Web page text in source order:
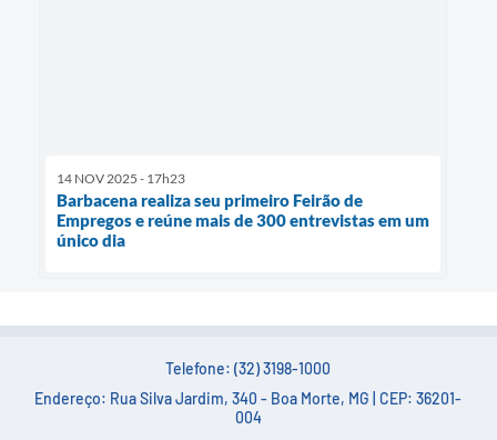
14 NOV 2025 - 17h23
Barbacena realiza seu primeiro Feirão de
Empregos e reúne mais de 300 entrevistas em um
único dia
Telefone: (32) 3198-1000
Endereço: Rua Silva Jardim, 340 - Boa Morte, MG | CEP: 36201-
004